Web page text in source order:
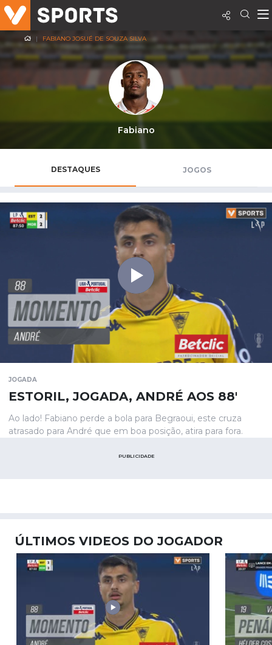
FABIANO JOSUÉ DE SOUZA SILVA
Fabiano
DESTAQUES JOGOS
JOGADA
ESTORIL, JOGADA, ANDRÉ AOS 88'
Ao lado! Fabiano perde a bola para Begraoui, este cruza
atrasado para André que em boa posição, atira para fora.
PUBLICIDADE
ÚLTIMOS VIDEOS DO JOGADOR